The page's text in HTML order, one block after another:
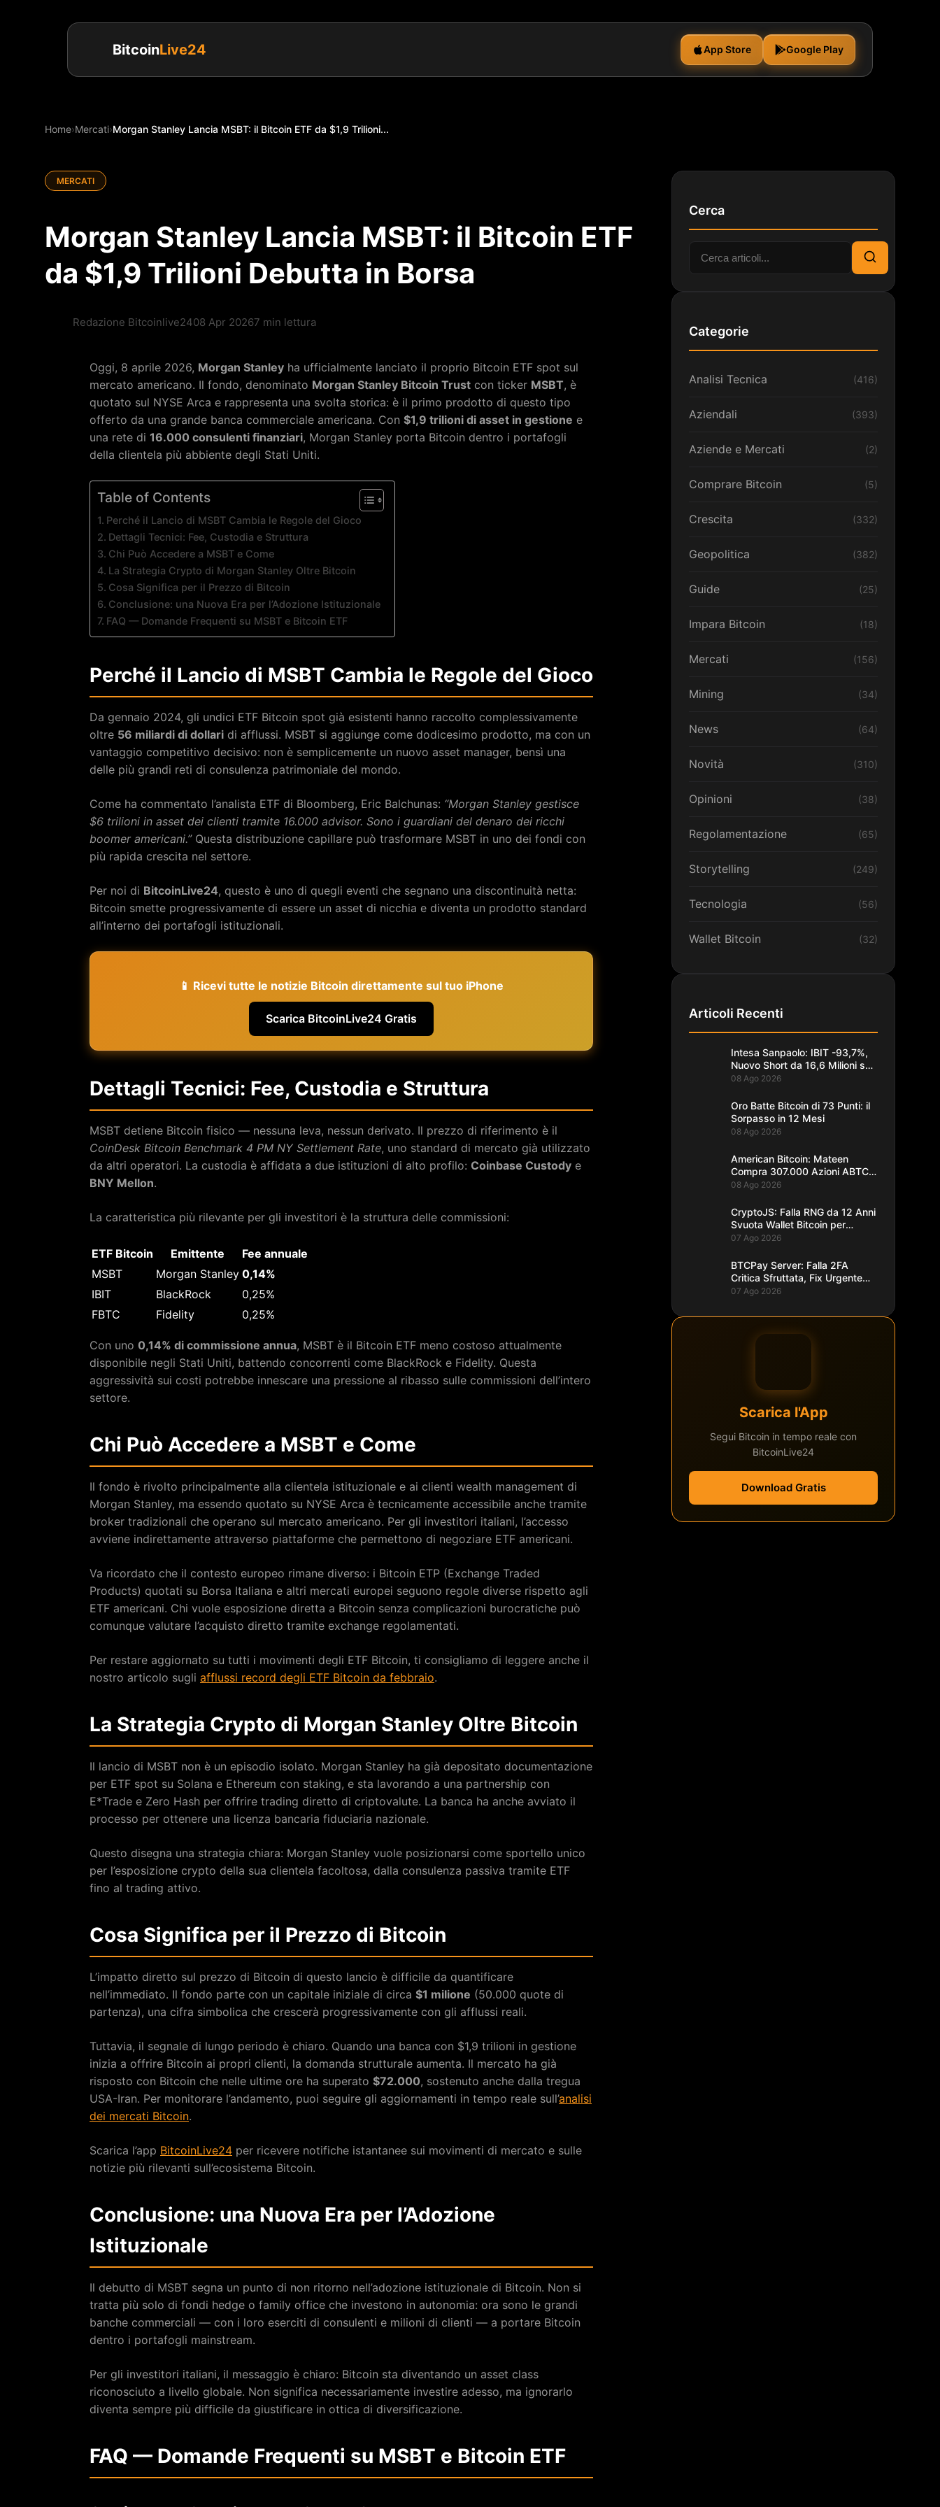
BitcoinLive24 App Store Google Play
Home›Mercati›Morgan Stanley Lancia MSBT: il Bitcoin ETF da $1,9 Trilioni...
MERCATI
Morgan Stanley Lancia MSBT: il Bitcoin ETF
da $1,9 Trilioni Debutta in Borsa
Redazione Bitcoinlive2408 Apr 20267 min lettura
Oggi, 8 aprile 2026, Morgan Stanley ha ufficialmente lanciato il proprio Bitcoin ETF spot sul
mercato americano. Il fondo, denominato Morgan Stanley Bitcoin Trust con ticker MSBT, è
quotato sul NYSE Arca e rappresenta una svolta storica: è il primo prodotto di questo tipo
offerto da una grande banca commerciale americana. Con $1,9 trilioni di asset in gestione e
una rete di 16.000 consulenti finanziari, Morgan Stanley porta Bitcoin dentro i portafogli
della clientela più abbiente degli Stati Uniti.
Table of Contents
Perché il Lancio di MSBT Cambia le Regole del Gioco
Dettagli Tecnici: Fee, Custodia e Struttura
Chi Può Accedere a MSBT e Come
La Strategia Crypto di Morgan Stanley Oltre Bitcoin
Cosa Significa per il Prezzo di Bitcoin
Conclusione: una Nuova Era per l’Adozione Istituzionale
FAQ — Domande Frequenti su MSBT e Bitcoin ETF
Perché il Lancio di MSBT Cambia le Regole del Gioco
Da gennaio 2024, gli undici ETF Bitcoin spot già esistenti hanno raccolto complessivamente
oltre 56 miliardi di dollari di afflussi. MSBT si aggiunge come dodicesimo prodotto, ma con un
vantaggio competitivo decisivo: non è semplicemente un nuovo asset manager, bensì una
delle più grandi reti di consulenza patrimoniale del mondo.
Come ha commentato l’analista ETF di Bloomberg, Eric Balchunas: “Morgan Stanley gestisce
$6 trilioni in asset dei clienti tramite 16.000 advisor. Sono i guardiani del denaro dei ricchi
boomer americani.”Questa distribuzione capillare può trasformare MSBT in uno dei fondi con
più rapida crescita nel settore.
Per noi di BitcoinLive24, questo è uno di quegli eventi che segnano una discontinuità netta:
Bitcoin smette progressivamente di essere un asset di nicchia e diventa un prodotto standard
all’interno dei portafogli istituzionali.
📱 Ricevi tutte le notizie Bitcoin direttamente sul tuo iPhone
Scarica BitcoinLive24 Gratis
Dettagli Tecnici: Fee, Custodia e Struttura
MSBT detiene Bitcoin fisico — nessuna leva, nessun derivato. Il prezzo di riferimento è il
CoinDesk Bitcoin Benchmark 4 PM NY Settlement Rate, uno standard di mercato già utilizzato
da altri operatori. La custodia è affidata a due istituzioni di alto profilo: Coinbase Custody e
BNY Mellon.
La caratteristica più rilevante per gli investitori è la struttura delle commissioni:
ETF Bitcoin Emittente
Fee annuale
MSBT
Morgan Stanley 0,14%
IBIT
BlackRock
0,25%
FBTC
Fidelity 0,25%
Con uno 0,14% di commissione annua, MSBT è il Bitcoin ETF meno costoso attualmente
disponibile negli Stati Uniti, battendo concorrenti come BlackRock e Fidelity. Questa
aggressività sui costi potrebbe innescare una pressione al ribasso sulle commissioni dell’intero
settore.
Chi Può Accedere a MSBT e Come
Il fondo è rivolto principalmente alla clientela istituzionale e ai clienti wealth management di
Morgan Stanley, ma essendo quotato su NYSE Arca è tecnicamente accessibile anche tramite
broker tradizionali che operano sul mercato americano. Per gli investitori italiani, l’accesso
avviene indirettamente attraverso piattaforme che permettono di negoziare ETF americani.
Va ricordato che il contesto europeo rimane diverso: i Bitcoin ETP (Exchange Traded
Products) quotati su Borsa Italiana e altri mercati europei seguono regole diverse rispetto agli
ETF americani. Chi vuole esposizione diretta a Bitcoin senza complicazioni burocratiche può
comunque valutare l’acquisto diretto tramite exchange regolamentati.
Per restare aggiornato su tutti i movimenti degli ETF Bitcoin, ti consigliamo di leggere anche il
nostro articolo sugli afflussi record degli ETF Bitcoin da febbraio.
La Strategia Crypto di Morgan Stanley Oltre Bitcoin
Il lancio di MSBT non è un episodio isolato. Morgan Stanley ha già depositato documentazione
per ETF spot su Solana e Ethereum con staking, e sta lavorando a una partnership con
E*Trade e Zero Hash per offrire trading diretto di criptovalute. La banca ha anche avviato il
processo per ottenere una licenza bancaria fiduciaria nazionale.
Questo disegna una strategia chiara: Morgan Stanley vuole posizionarsi come sportello unico
per l’esposizione crypto della sua clientela facoltosa, dalla consulenza passiva tramite ETF
fino al trading attivo.
Cosa Significa per il Prezzo di Bitcoin
L’impatto diretto sul prezzo di Bitcoin di questo lancio è difficile da quantificare
nell’immediato. Il fondo parte con un capitale iniziale di circa $1 milione (50.000 quote di
partenza), una cifra simbolica che crescerà progressivamente con gli afflussi reali.
Tuttavia, il segnale di lungo periodo è chiaro. Quando una banca con $1,9 trilioni in gestione
inizia a offrire Bitcoin ai propri clienti, la domanda strutturale aumenta. Il mercato ha già
risposto con Bitcoin che nelle ultime ore ha superato $72.000, sostenuto anche dalla tregua
USA-Iran. Per monitorare l’andamento, puoi seguire gli aggiornamenti in tempo reale sull’analisi
dei mercati Bitcoin.
Scarica l’app BitcoinLive24 per ricevere notifiche istantanee sui movimenti di mercato e sulle
notizie più rilevanti sull’ecosistema Bitcoin.
Conclusione: una Nuova Era per l’Adozione
Istituzionale
Il debutto di MSBT segna un punto di non ritorno nell’adozione istituzionale di Bitcoin. Non si
tratta più solo di fondi hedge o family office che investono in autonomia: ora sono le grandi
banche commerciali — con i loro eserciti di consulenti e milioni di clienti — a portare Bitcoin
dentro i portafogli mainstream.
Per gli investitori italiani, il messaggio è chiaro: Bitcoin sta diventando un asset class
riconosciuto a livello globale. Non significa necessariamente investire adesso, ma ignorarlo
diventa sempre più difficile da giustificare in ottica di diversificazione.
FAQ — Domande Frequenti su MSBT e Bitcoin ETF
Cerca
Cerca:
Cerca
Categorie
Analisi Tecnica (416)
Aziendali (393)
Aziende e Mercati (2)
Comprare Bitcoin (5)
Crescita (332)
Geopolitica (382)
Guide (25)
Impara Bitcoin (18)
Mercati (156)
Mining (34)
News (64)
Novità (310)
Opinioni (38)
Regolamentazione (65)
Storytelling (249)
Tecnologia (56)
Wallet Bitcoin (32)
Articoli Recenti
Intesa Sanpaolo: IBIT -93,7%,
Nuovo Short da 16,6 Milioni su
Bitcoin
08 Ago 2026
Oro Batte Bitcoin di 73 Punti: il
Sorpasso in 12 Mesi
08 Ago 2026
American Bitcoin: Mateen
Compra 307.000 Azioni ABTC
per 1,93M$
08 Ago 2026
CryptoJS: Falla RNG da 12 Anni
Svuota Wallet Bitcoin per
$5,7M
07 Ago 2026
BTCPay Server: Falla 2FA
Critica Sfruttata, Fix Urgente
alla 2.4.2
07 Ago 2026
Scarica l'App
Segui Bitcoin in tempo reale con
BitcoinLive24
Download Gratis